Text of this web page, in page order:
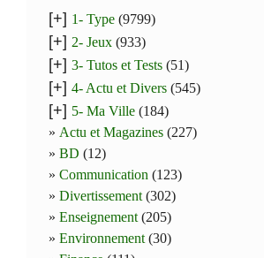
[+] 1- Type (9799)
[+] 2- Jeux (933)
[+] 3- Tutos et Tests (51)
[+] 4- Actu et Divers (545)
[+] 5- Ma Ville (184)
Actu et Magazines (227)
BD (12)
Communication (123)
Divertissement (302)
Enseignement (205)
Environnement (30)